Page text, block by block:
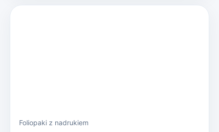
Foliopaki z nadrukiem